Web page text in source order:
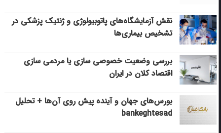
نقش آزمایشگاه‌های پاتوبیولوژی و ژنتیک پزشکی در
تشخیص بیماری‌ها
بررسی وضعیت خصوصی سازی یا مردمی سازی
اقتصاد کلان در ایران
بورس‌های جهان و آینده پیش روی آن‌ها + تحلیل
bankeghtesad